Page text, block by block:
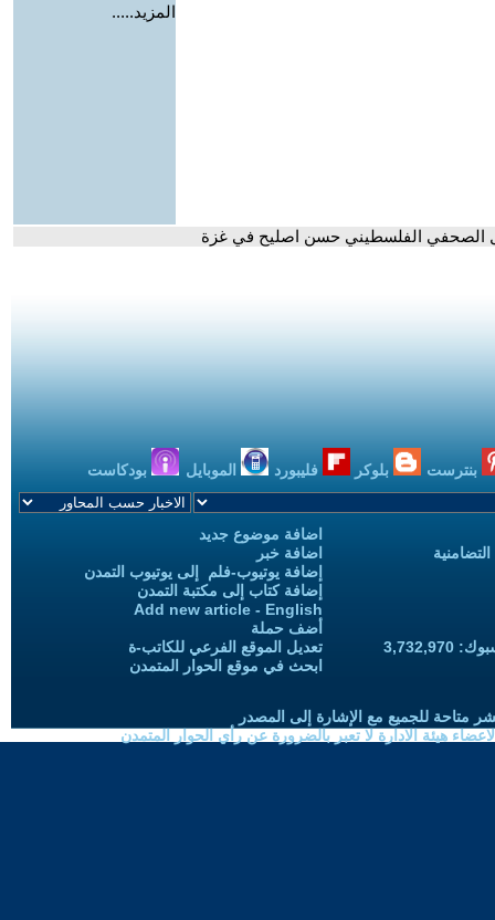
المزيد.....
الصحفي الفلسطيني حسن اصليح في غزة
بنترست بلوكر فليبورد الموبايل بودكاست
اضافة موضوع جديد
اضافة خبر
إضافة يوتيوب-فلم إلى يوتيوب التمدن
إضافة كتاب إلى مكتبة التمدن
Add new article - English
أضف حملة
تعديل الموقع الفرعي للكاتب-ة
ابحث في موقع الحوار المتمدن
متاحة للجميع مع الإشارة إلى المصدر
هيئة الادارة لا تعبر بالضرورة عن رأي الحوار المتمدن